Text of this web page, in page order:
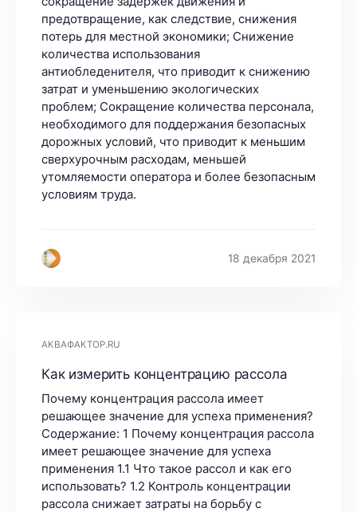
предотвращение, как следствие, снижения
потерь для местной экономики; Снижение
количества использования
антиобледенителя, что приводит к снижению
затрат и уменьшению экологических
проблем; Сокращение количества персонала,
необходимого для поддержания безопасных
дорожных условий, что приводит к меньшим
сверхурочным расходам, меньшей
утомляемости оператора и более безопасным
условиям труда.
18 декабря 2021
АКВАФАКТОР.RU
Как измерить концентрацию рассола
Почему концентрация рассола имеет
решающее значение для успеха применения?
Содержание: 1 Почему концентрация рассола
имеет решающее значение для успеха
применения 1.1 Что такое рассол и как его
использовать? 1.2 Контроль концентрации
рассола снижает затраты на борьбу с